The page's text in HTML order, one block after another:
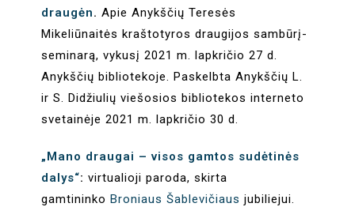
draugėn. Apie Anykščių Teresės
Mikeliūnaitės kraštotyros draugijos sambūrį-
seminarą, vykusį 2021 m. lapkričio 27 d.
Anykščių bibliotekoje. Paskelbta Anykščių L.
ir S. Didžiulių viešosios bibliotekos interneto
svetainėje 2021 m. lapkričio 30 d.
„Mano draugai – visos gamtos sudėtinės
dalys“: virtualioji paroda, skirta
gamtininkoBroniaus Šablevičiaus jubiliejui.